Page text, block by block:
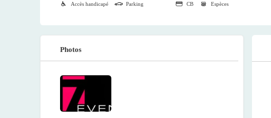
Accès handicapé Parking CB Espèces
Photos